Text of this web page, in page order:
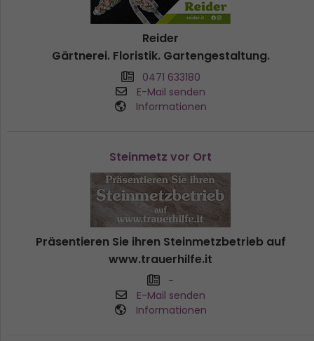
Reider
Gärtnerei. Floristik. Gartengestaltung.
0471 633180
E-Mail senden
Informationen
Steinmetz vor Ort
Präsentieren Sie ihren Steinmetzbetrieb auf
www.trauerhilfe.it
-
E-Mail senden
Informationen